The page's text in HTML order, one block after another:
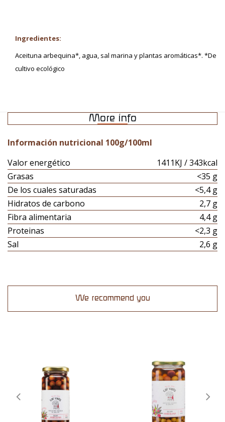
Ingredientes:
Aceituna arbequina*, agua, sal marina y plantas aromáticas*. *De
cultivo ecológico
More info
Información nutricional 100g/100ml
Valor energético
1411KJ / 343kcal
Grasas
<35 g
De los cuales saturadas
<5,4 g
Hidratos de carbono
2,7 g
Fibra alimentaria
4,4 g
Proteinas
<2,3 g
Sal
2,6 g
We recommend you